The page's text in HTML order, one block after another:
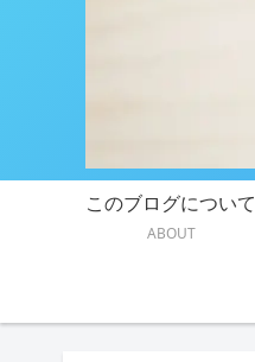
このブログについて
ABOUT